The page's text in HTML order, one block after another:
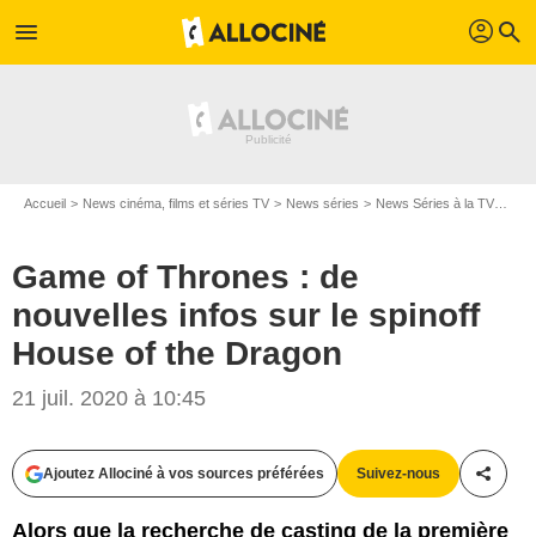
menu profil search
Accueil News cinéma, films et séries TV News séries News Séries à la TV
Game of Thrones : de
nouvelles infos sur le spinoff
House of the Dragon
21 juil. 2020 à 10:45
Ajoutez Allociné à vos sources préférées Suivez-nous
Alors que la recherche de casting de la première